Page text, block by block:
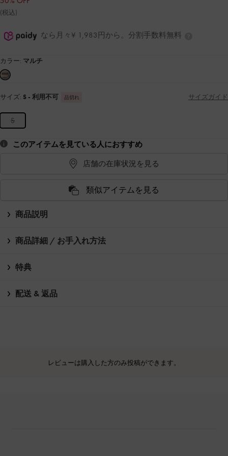
(税込)
なら月々¥ 1,983円から。分割手数料無料
カラー: マルチ
サイズ: S - 利用不可 品切れ サイズガイド
S
このアイテムを見ている人におすすめ
店舗の在庫状況を見る
類似アイテムを見る
商品説明
商品詳細 / お手入れ方法
特典
配送 & 返品
レビューは購入した方のみ投稿ができます。